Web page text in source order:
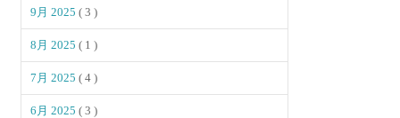
9月 2025( 3 )
8月 2025( 1 )
7月 2025( 4 )
6月 2025( 3 )